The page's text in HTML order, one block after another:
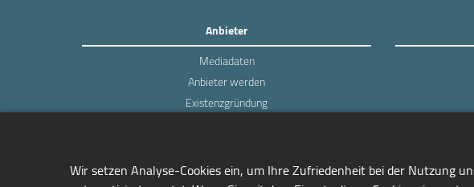
Anbieter
Mediadaten
Anbieter werden
Existenzgründung
Wir setzen Analyse-Cookies ein, um Ihre Zufriedenheit bei der Nutzung